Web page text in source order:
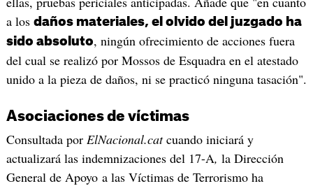
a los daños materiales, el olvido del juzgado ha
sido absoluto, ningún ofrecimiento de acciones fuera
del cual se realizó por Mossos de Esquadra en el atestado
unido a la pieza de daños, ni se practicó ninguna tasación".
Asociaciones de víctimas
Consultada por ElNacional.catcuando iniciará y
actualizará las indemnizaciones del 17-A, la Dirección
General de Apoyo a las Víctimas de Terrorismo ha